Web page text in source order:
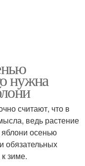
нужна
считают, что в
ведь растение
осенью
обязательных
зиме.